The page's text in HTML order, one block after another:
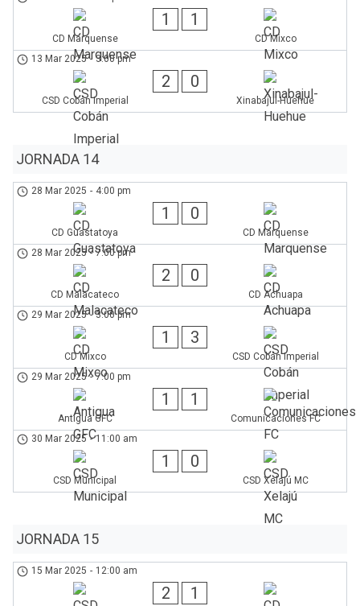
CD Marquense
1 1
CD Mixco
13 Mar 2025 - 3:00 pm
CSD Cobán Imperial
2 0
Xinabajul-Huehue
JORNADA 14
28 Mar 2025 - 4:00 pm
CD Guastatoya
1 0
CD Marquense
28 Mar 2025 - 7:00 pm
CD Malacateco
2 0
CD Achuapa
29 Mar 2025 - 3:00 pm
CD Mixco
1 3
CSD Cobán Imperial
29 Mar 2025 - 7:00 pm
Antigua GFC
1 1
Comunicaciones FC
30 Mar 2025 - 11:00 am
CSD Municipal
1 0
CSD Xelajú MC
JORNADA 15
15 Mar 2025 - 12:00 am
2 1